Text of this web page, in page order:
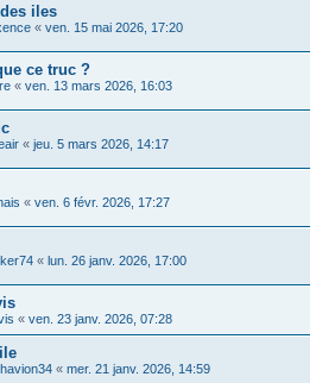
iles
« ven. 15 mai 2026, 17:20
ce truc ?
« ven. 13 mars 2026, 16:03
« jeu. 5 mars 2026, 14:17
« ven. 6 févr. 2026, 17:27
« lun. 26 janv. 2026, 17:00
« ven. 23 janv. 2026, 07:28
« mer. 21 janv. 2026, 14:59